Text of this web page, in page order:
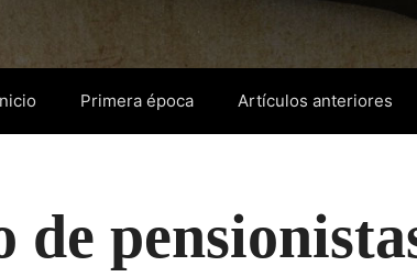
Primera época Artículos anteriores